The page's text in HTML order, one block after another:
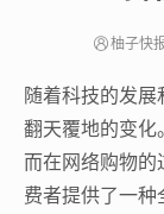
柚子快
随着科技的发展
翻天覆地的变化
而在网络购物的
费者提供了一